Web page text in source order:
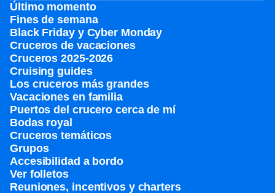
Último momento
Fines de semana
Black Friday y Cyber Monday
Cruceros de vacaciones
Cruceros 2025-2026
Cruising guides
Los cruceros más grandes
Vacaciones en familia
Puertos del crucero cerca de mí
Bodas royal
Cruceros temáticos
Grupos
Accesibilidad a bordo
Ver folletos
Reuniones, incentivos y charters​